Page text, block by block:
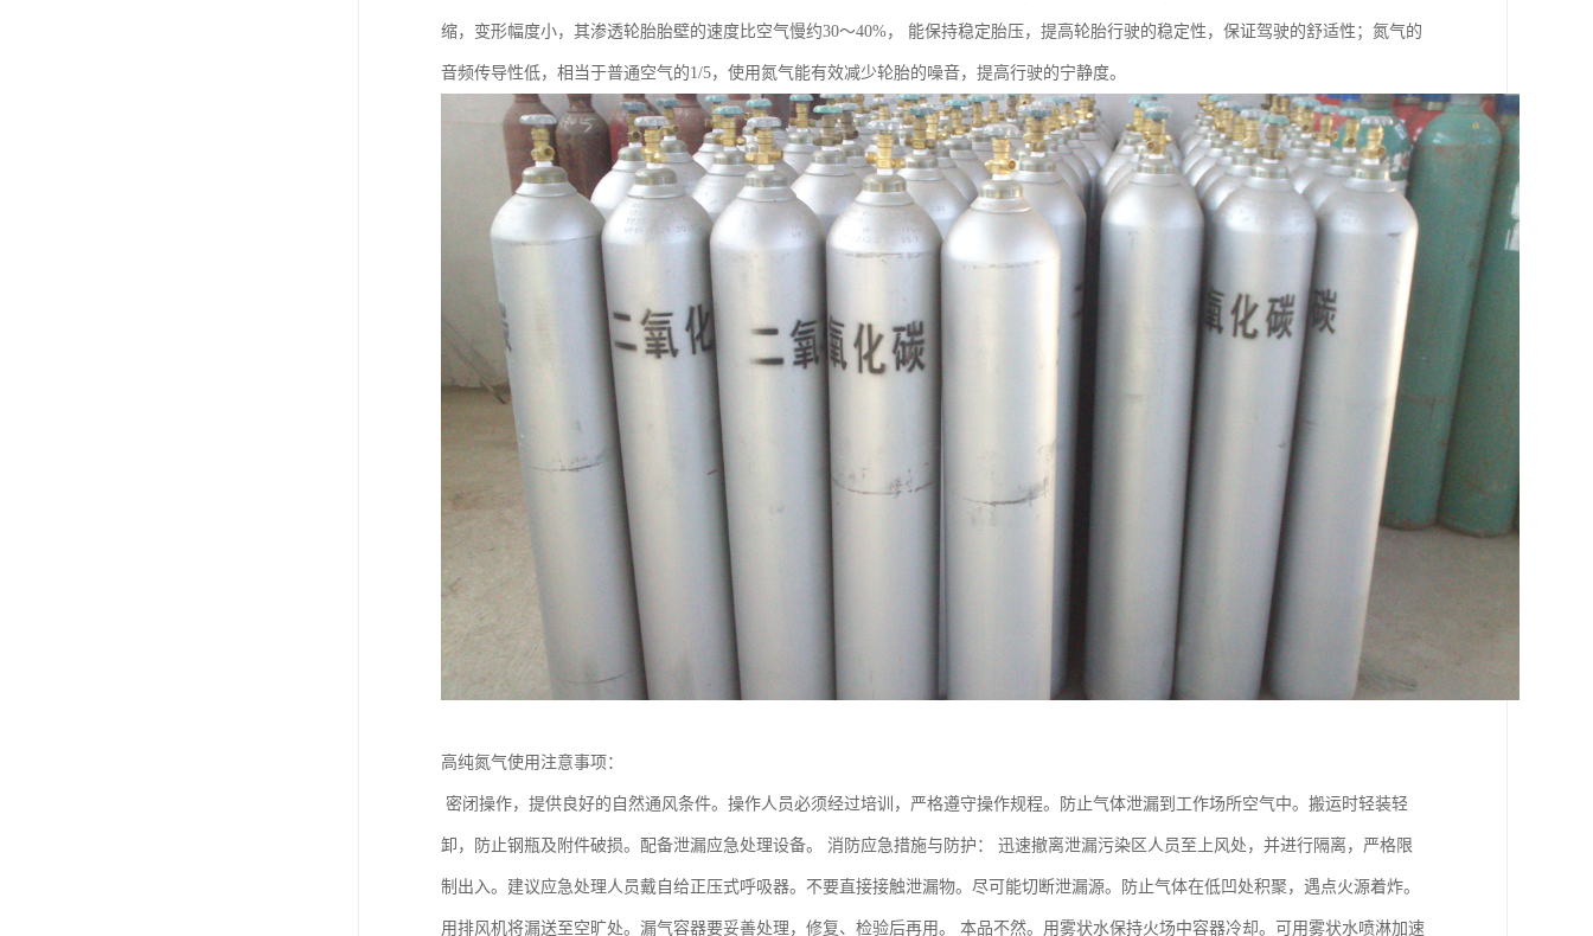
缩，变形幅度小，其渗透轮胎胎壁的速度比空气慢约30～40%， 能保持稳定胎压，提高轮胎行驶的稳定性，保证驾驶的舒适性；氮气的
音频传导性低，相当于普通空气的1/5，使用氮气能有效减少轮胎的噪音，提高行驶的宁静度。
高纯氮气使用注意事项：
密闭操作，提供良好的自然通风条件。操作人员必须经过培训，严格遵守操作规程。防止气体泄漏到工作场所空气中。搬运时轻装轻
卸，防止钢瓶及附件破损。配备泄漏应急处理设备。 消防应急措施与防护： 迅速撤离泄漏污染区人员至上风处，并进行隔离，严格限
制出入。建议应急处理人员戴自给正压式呼吸器。不要直接接触泄漏物。尽可能切断泄漏源。防止气体在低凹处积聚，遇点火源着炸。
用排风机将漏送至空旷处。漏气容器要妥善处理，修复、检验后再用。 本品不然。用雾状水保持火场中容器冷却。可用雾状水喷淋加速